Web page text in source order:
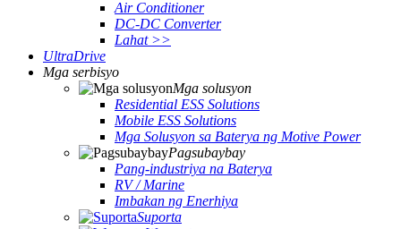
Air Conditioner
DC-DC Converter
Lahat >>
UltraDrive
Mga serbisyo
Mga solusyon
Residential ESS Solutions
Mobile ESS Solutions
Mga Solusyon sa Baterya ng Motive Power
Pagsubaybay
Pang-industriya na Baterya
RV / Marine
Imbakan ng Enerhiya
Suporta